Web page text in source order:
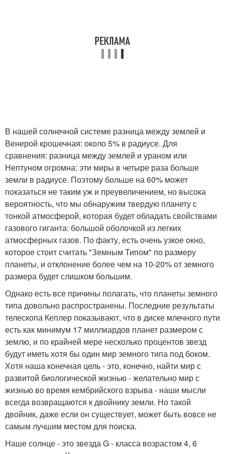
В нашей солнечной системе разница между землей и
Венерой крошечная: около 5% в радиусе. Для
сравнения: разница между землей и ураном или
Нептуном огромна: эти миры в четыре раза больше
земли в радиусе. Поэтому больше на 60% может
показаться не таким уж и преувеличением, но высока
вероятность, что мы обнаружим твердую планету с
тонкой атмосферой, которая будет обладать свойствами
газового гиганта: большой оболочкой из легких
атмосферных газов. По факту, есть очень узкое окно,
которое стоит считать "Земным Типом" по размеру
планеты, и отклонение более чем на 10-20% от земного
размера будет слишком большим.
Однако есть все причины полагать, что планеты земного
типа довольно распространены. Последние результаты
телескопа Кеплер показывают, что в диске млечного пути
есть как минимум 17 миллиардов планет размером с
землю, и по крайней мере несколько процентов звезд
будут иметь хотя бы один мир земного типа под боком.
Хотя наша конечная цель - это, конечно, найти мир с
развитой биологической жизнью - желательно мир с
жизнью во время кембрийского взрыва - наши мысли
всегда возвращаются к двойнику земли. Но такой
двойник, даже если он существует, может быть вовсе не
самым лучшим местом для поиска.
Наше солнце - это звезда G - класса возрастом 4, 6